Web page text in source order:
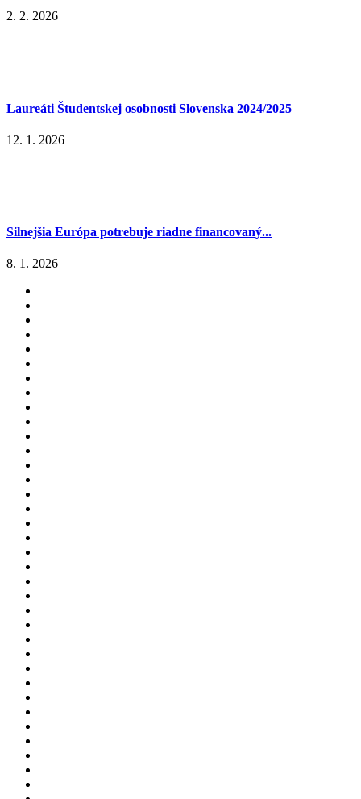
2. 2. 2026
Laureáti Študentskej osobnosti Slovenska 2024/2025
12. 1. 2026
Silnejšia Európa potrebuje riadne financovaný...
8. 1. 2026